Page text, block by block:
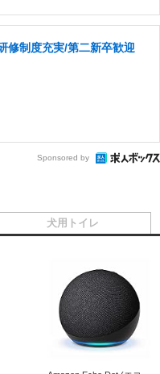
修制度充実/第二新卒歓迎
Sponsored by
犬用トイレ